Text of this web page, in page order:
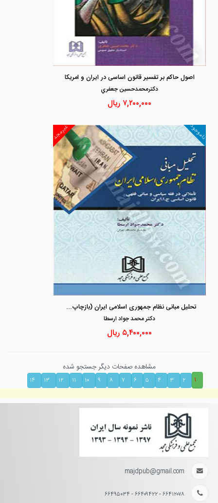
اصول حاکم بر تفسیر قانون اساسی در ایران و امریکا
دكترمحمدحسين جعفري
۷,۲۰۰,۰۰۰ ریال
غیرمجد ناموجود
تحلیل مبانی نظام جمهوری اسلامی ایران (بازچاپ1400) «تاملاتی در فقه سیاسی و مبانی فقهی قانون اساسی جمهوری اسلامی ایران»
دكتر محمد جواد ارسطا
۵,۴۰۰,۰۰۰ ریال
مشاهده صفحات دیگر جستجو شده
۱
۲ ۳ ۴ ۵ ۶ ۷ ۸ ۹ ۱۰ ۱۱ ۱۲ ۱۳ ۱۴
majdpub@gmail.com
۶۶۴۱۲۰۷۸ - ۶۶۴۰۹۴۲۲ - ۶۶۴۹۵۰۳۴